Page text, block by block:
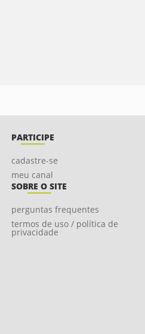
PARTICIPE
cadastre-se
meu canal
SOBRE O SITE
perguntas frequentes
termos de uso / política de
privacidade